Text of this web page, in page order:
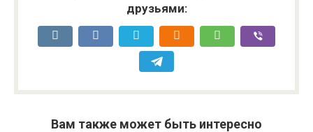
друзьями:
Вам также может быть интересно